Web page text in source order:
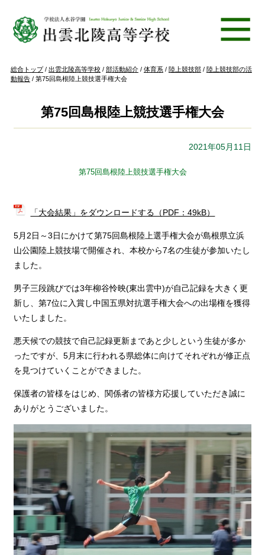
現
在
総合トップ/ 出雲北陵高等学校 / 部活動紹介 / 体育系 / 陸上競技部 / 陸上競技部の活
動報告 / 第75回島根陸上競技選手権大会
第75回島根陸上競技選手権大会
2021年05月11日
第75回島根陸上競技選手権大会
「大会結果」をダウンロードする（PDF：49kB）
5月2日～3日にかけて第75回島根陸上選手権大会が島根県立浜
山公園陸上競技場で開催され、本校から7名の生徒が参加いたし
ました。
男子三段跳びでは3年柳谷怜映(東出雲中)が自己記録を大きく更
新し、第7位に入賞し中国五県対抗選手権大会への出場権を獲得
いたしました。
悪天候での競技で自己記録更新まであと少しという生徒が多か
ったですが、5月末に行われる県総体に向けてそれぞれが修正点
を見つけていくことができました。
保護者の皆様をはじめ、関係者の皆様方応援していただき誠に
ありがとうございました。